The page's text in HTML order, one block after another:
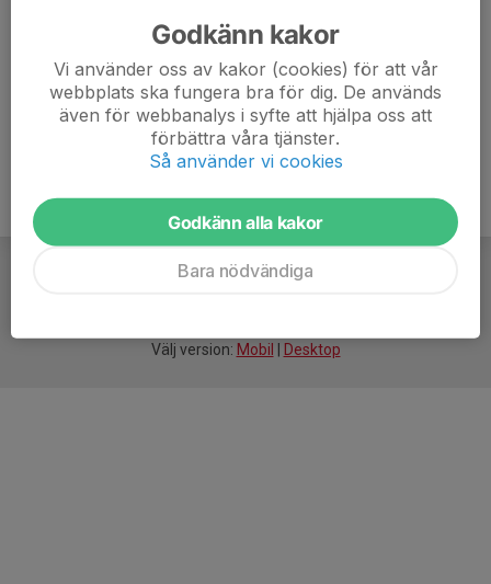
Välj version: Mobil Desktop
Godkänn kakor
Vi använder oss av kakor (cookies) för att vår
webbplats ska fungera bra för dig. De används
även för webbanalys i syfte att hjälpa oss att
förbättra våra tjänster.
Så använder vi cookies
Godkänn alla kakor
Bara nödvändiga